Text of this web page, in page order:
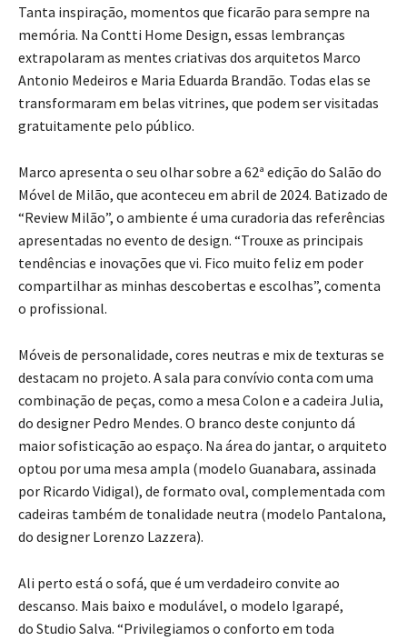
Tanta inspiração, momentos que ficarão para sempre na
memória. Na Contti Home Design, essas lembranças
extrapolaram as mentes criativas dos arquitetos Marco
Antonio Medeiros e Maria Eduarda Brandão. Todas elas se
transformaram em belas vitrines, que podem ser visitadas
gratuitamente pelo público.
Marco apresenta o seu olhar sobre a 62ª edição do Salão do
Móvel de Milão, que aconteceu em abril de 2024. Batizado de
“Review Milão”, o ambiente é uma curadoria das referências
apresentadas no evento de design. “Trouxe as principais
tendências e inovações que vi. Fico muito feliz em poder
compartilhar as minhas descobertas e escolhas”, comenta
o profissional.
Móveis de personalidade, cores neutras e mix de texturas se
destacam no projeto. A sala para convívio conta com uma
combinação de peças, como a mesa Colon e a cadeira Julia,
do designer Pedro Mendes. O branco deste conjunto dá
maior sofisticação ao espaço. Na área do jantar, o arquiteto
optou por uma mesa ampla (modelo Guanabara, assinada
por Ricardo Vidigal), de formato oval, complementada com
cadeiras também de tonalidade neutra (modelo Pantalona,
do designer Lorenzo Lazzera).
Ali perto está o sofá, que é um verdadeiro convite ao
descanso. Mais baixo e modulável, o modelo Igarapé,
do Studio Salva. “Privilegiamos o conforto em toda